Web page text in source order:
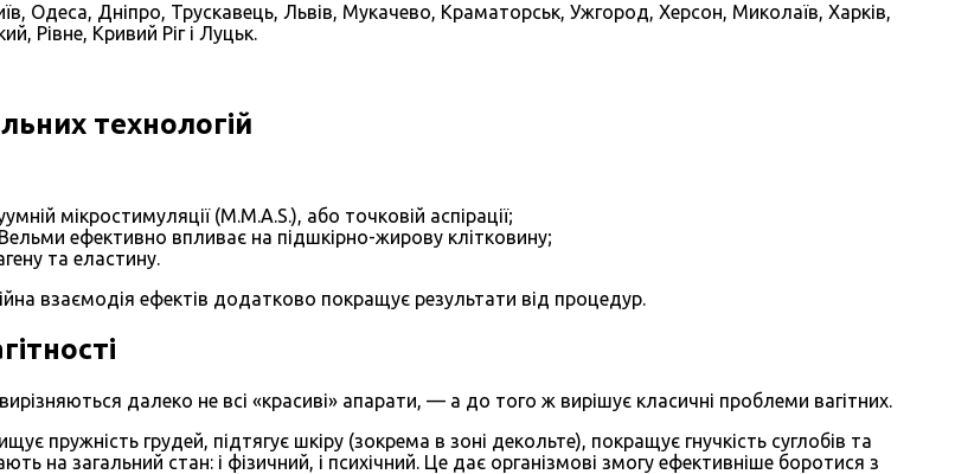
Одеса, Дніпро, Трускавець, Львів, Мукачево, Краматорськ, Ужгород, Херсон, Миколаїв, Харків,
Рівне, Кривий Ріг і Луцьк.
технологій
мікростимуляції (M.M.A.S.), або точковій аспірації;
ефективно впливає на підшкірно-жирову клітковину;
та еластину.
взаємодія ефектів додатково покращує результати від процедур.
далеко не всі «красиві» апарати, — а до того ж вирішує класичні проблеми вагітних.
пружність грудей, підтягує шкіру (зокрема в зоні декольте), покращує гнучкість суглобів та
на загальний стан: і фізичний, і психічний. Це дає організмові змогу ефективніше боротися з